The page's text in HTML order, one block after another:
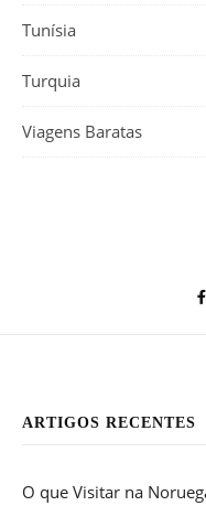
Tunísia
Turquia
Viagens Baratas
ARTIGOS RECENTES
O que Visitar na